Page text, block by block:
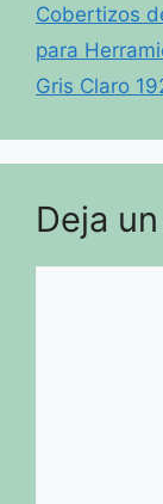
Cobertizos
para
Gris Claro
Deja